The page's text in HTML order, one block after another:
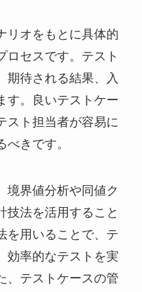
リオをもとに具体的
ロセスです。テスト
期待される結果、入
す。良いテストケー
スト担当者が容易に
きです。
境界値分析や同値ク
技法を活用すること
を用いることで、テ
効率的なテストを実
、テストケースの管